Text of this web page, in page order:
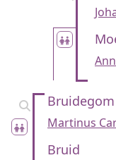
Bruidegom
Martinus
Bruid